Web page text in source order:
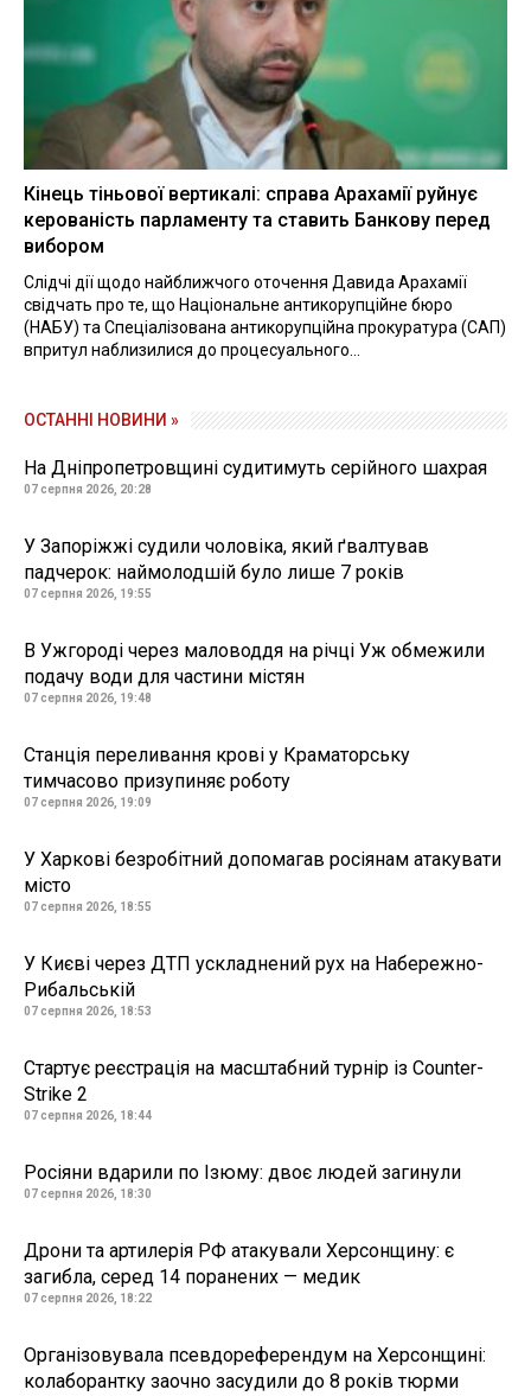
Кінець тіньової вертикалі: справа Арахамії руйнує
керованість парламенту та ставить Банкову перед
вибором
Слідчі дії щодо найближчого оточення Давида Арахамії
свідчать про те, що Національне антикорупційне бюро
(НАБУ) та Спеціалізована антикорупційна прокуратура (САП)
впритул наблизилися до процесуального...
ОСТАННІ НОВИНИ »
На Дніпропетровщині судитимуть серійного шахрая
07 серпня 2026, 20:28
У Запоріжжі судили чоловіка, який ґвалтував
падчерок: наймолодшій було лише 7 років
07 серпня 2026, 19:55
В Ужгороді через маловоддя на річці Уж обмежили
подачу води для частини містян
07 серпня 2026, 19:48
Станція переливання крові у Краматорську
тимчасово призупиняє роботу
07 серпня 2026, 19:09
У Харкові безробітний допомагав росіянам атакувати
місто
07 серпня 2026, 18:55
У Києві через ДТП ускладнений рух на Набережно-
Рибальській
07 серпня 2026, 18:53
Стартує реєстрація на масштабний турнір із Counter-
Strike 2
07 серпня 2026, 18:44
Росіяни вдарили по Ізюму: двоє людей загинули
07 серпня 2026, 18:30
Дрони та артилерія РФ атакували Херсонщину: є
загибла, серед 14 поранених — медик
07 серпня 2026, 18:22
Організовувала псевдореферендум на Херсонщині:
колаборантку заочно засудили до 8 років тюрми